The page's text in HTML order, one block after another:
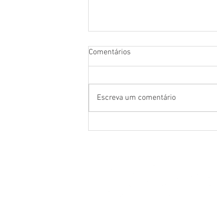
Comentários
Escreva um comentário